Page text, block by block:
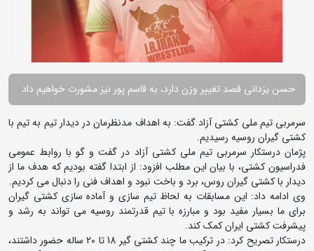
حسن یزدانی قصد تغییر وزن دارد، به قاسم پور نیز مشورت خواهیم داد
سرمربی تیم ملی کشتی آزاد گفت: به اهداف مدنظرمان در دیدار تیم به تیم با
کشتی گیران روسیه رسیدیم.
پژمان درستکار سرمربی تیم ملی کشتی آزاد در گفت و گو با روابط عمومی
فدراسیون کشتی، با بیان این مطلب افزود: از ابتدا گفته بودیم که هدف ما از
دیدار با کشتی گیران روس، برد و باخت نبود و اهداف فنی را دنبال می کردیم.
وی ادامه داد: این مسابقات به لحاظ تیم سازی و آماده سازی کشتی گیران
برای ما بسیار مفید بود و مبارزه با تیم قدرتمند روسیه می تواند به رشد و
پیشرفت کشتی ایران کمک کند.
درستکار تصریح کرد: در ترکیب ما چند کشتی گیر 18 تا 20 ساله حضور داشتند،